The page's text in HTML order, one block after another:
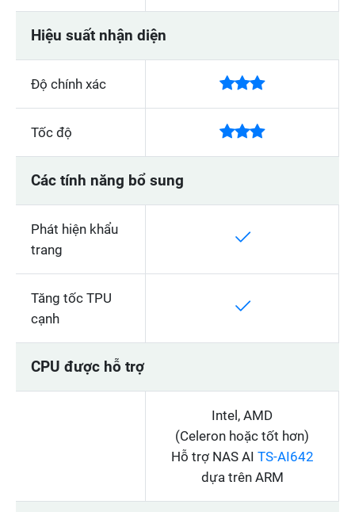
Hiệu suất nhận diện
Độ chính xác
Tốc độ
Các tính năng bổ sung
Phát hiện khẩu
trang
Tăng tốc TPU
cạnh
CPU được hỗ trợ
Intel, AMD
(Celeron hoặc tốt hơn)
Hỗ trợ NAS AI TS-AI642
dựa trên ARM